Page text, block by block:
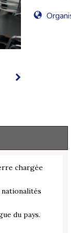
chargée
du pays.